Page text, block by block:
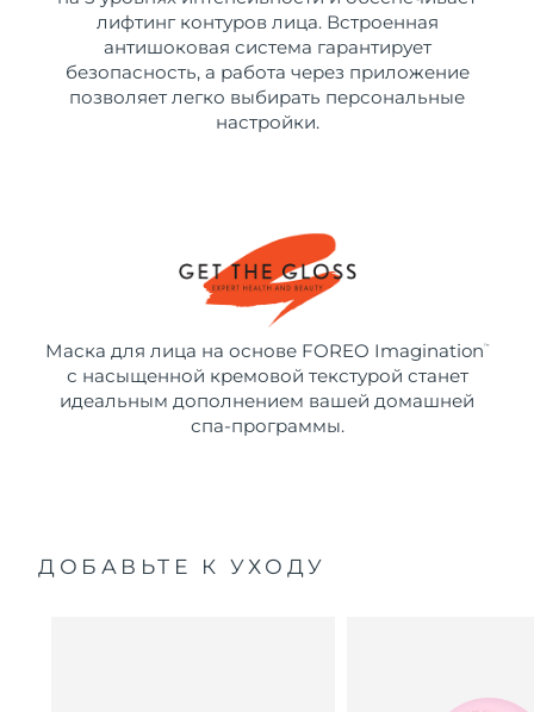
лифтинг контуров лица. Встроенная
антишоковая система гарантирует
безопасность, а работа через приложение
позволяет легко выбирать персональные
настройки.
Маска для лица на основе FOREO Imagination ™
с насыщенной кремовой текстурой станет
идеальным дополнением вашей домашней
спа-программы.
ДОБАВЬТЕ К УХОДУ